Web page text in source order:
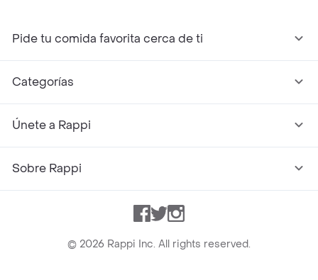
Pide tu comida favorita cerca de ti
Categorías
Únete a Rappi
Sobre Rappi
Facebook
TwitterInstagram
© 2026 Rappi Inc. All rights reserved.